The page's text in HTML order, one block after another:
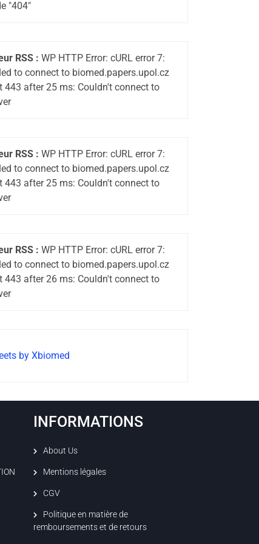
"404"
RSS : WP HTTP Error: cURL error 7:
to connect to biomed.papers.upol.cz
443 after 25 ms: Couldn't connect to
RSS : WP HTTP Error: cURL error 7:
to connect to biomed.papers.upol.cz
443 after 25 ms: Couldn't connect to
RSS : WP HTTP Error: cURL error 7:
to connect to biomed.papers.upol.cz
443 after 26 ms: Couldn't connect to
by Xbiomed
INFORMATIONS
About Us
Mentions légales
CGV
Politique en matière de
remboursements et de retours